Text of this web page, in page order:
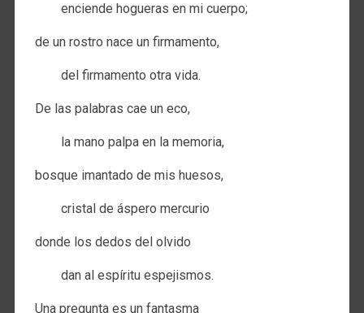
enciende hogueras en mi cuerpo;
de un rostro nace un firmamento,
del firmamento otra vida.
De las palabras cae un eco,
la mano palpa en la memoria,
bosque imantado de mis huesos,
cristal de áspero mercurio
donde los dedos del olvido
dan al espíritu espejismos.
Una pregunta es un fantasma